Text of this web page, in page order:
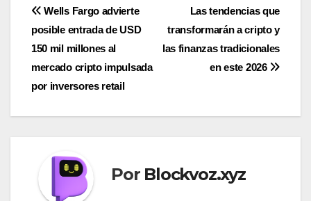
Navegación
de
entradas
Las tendencias que
transformarán a cripto y
las finanzas tradicionales
en este 2026
Wells Fargo advierte
posible entrada de USD
150 mil millones al
mercado cripto impulsada
por inversores retail
Por Blockvoz.xyz